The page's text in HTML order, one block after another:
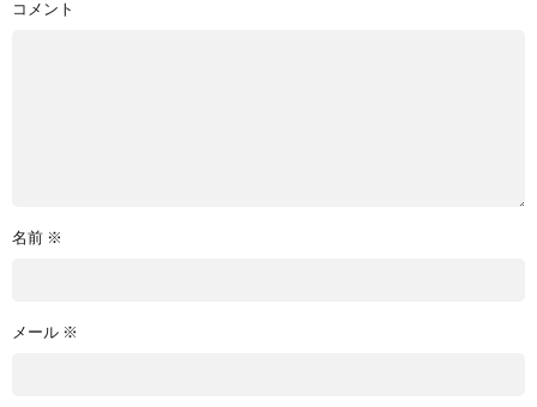
コメント
名前 ※
メール ※